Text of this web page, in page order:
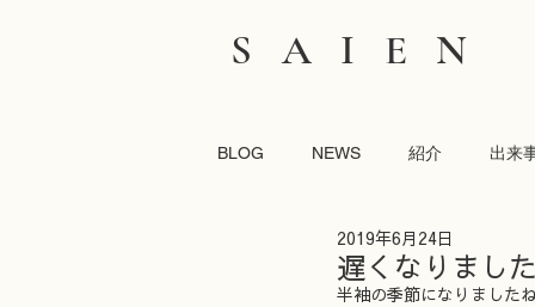
SAIEN
BLOG NEWS 紹介 出来
遅くなりまし
2019年6月24日
半袖の季節になりました